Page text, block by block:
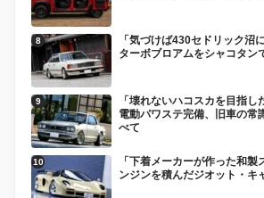
「気づけば430セドリック沼
ターボブロアムをシャコタン
「壊れないハコスカを目指
電動パワステ完備、旧車の常
べて
「下着メーカーが作った和
ンジンを積んだジオット・キ